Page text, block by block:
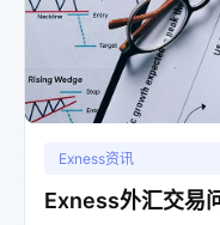
Exness资讯
Exness外汇交易